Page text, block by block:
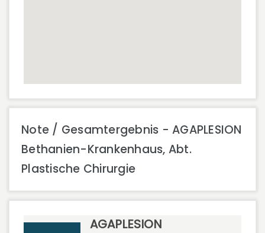
Note / Gesamtergebnis - AGAPLESION
Bethanien-Krankenhaus, Abt.
Plastische Chirurgie
AGAPLESION